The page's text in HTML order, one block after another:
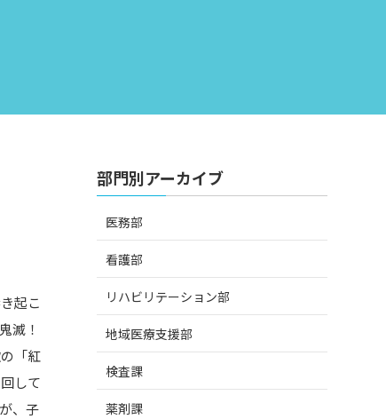
起こ
滅！
「紅
して
、子
部門別アーカイブ
医務部
看護部
リハビリテーション部
地域医療支援部
検査課
薬剤課